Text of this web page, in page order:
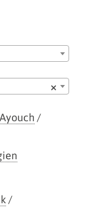
×
/
/